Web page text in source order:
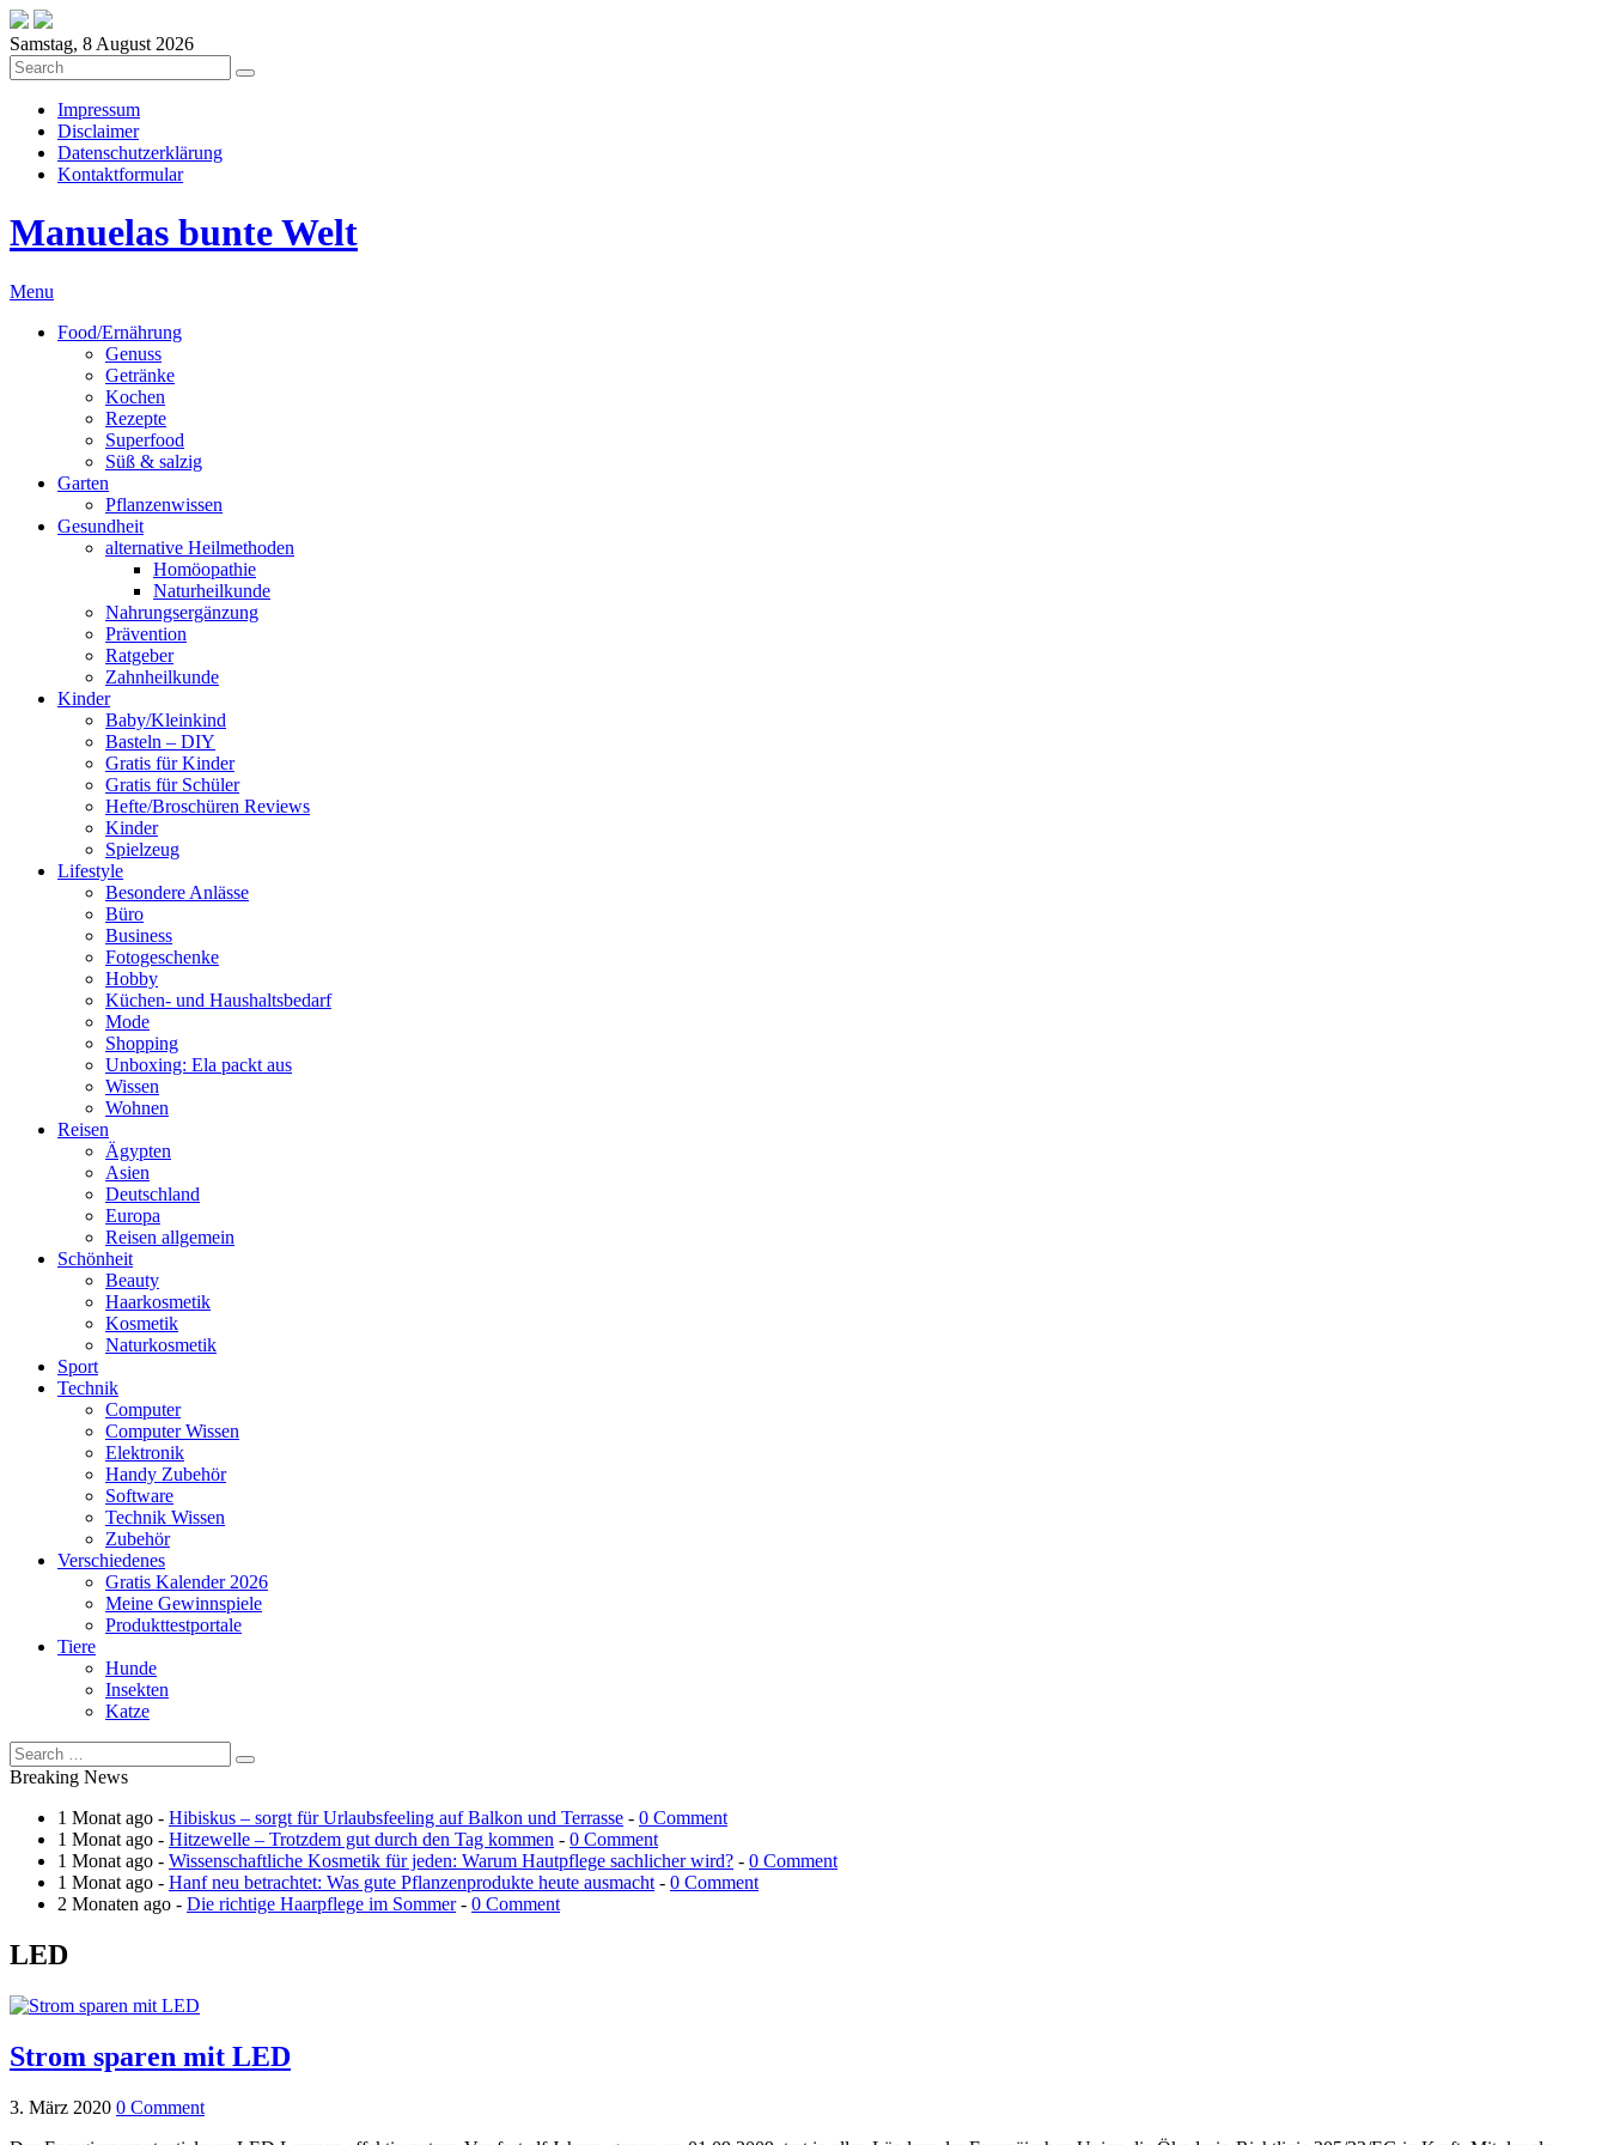
Samstag, 8 August 2026
Impressum
Disclaimer
Datenschutzerklärung
Kontaktformular
Manuelas bunte Welt
Menu
Food/Ernährung
Genuss
Getränke
Kochen
Rezepte
Superfood
Süß & salzig
Garten
Pflanzenwissen
Gesundheit
alternative Heilmethoden
Homöopathie
Naturheilkunde
Nahrungsergänzung
Prävention
Ratgeber
Zahnheilkunde
Kinder
Baby/Kleinkind
Basteln – DIY
Gratis für Kinder
Gratis für Schüler
Hefte/Broschüren Reviews
Kinder
Spielzeug
Lifestyle
Besondere Anlässe
Büro
Business
Fotogeschenke
Hobby
Küchen- und Haushaltsbedarf
Mode
Shopping
Unboxing: Ela packt aus
Wissen
Wohnen
Reisen
Ägypten
Asien
Deutschland
Europa
Reisen allgemein
Schönheit
Beauty
Haarkosmetik
Kosmetik
Naturkosmetik
Sport
Technik
Computer
Computer Wissen
Elektronik
Handy Zubehör
Software
Technik Wissen
Zubehör
Verschiedenes
Gratis Kalender 2026
Meine Gewinnspiele
Produkttestportale
Tiere
Hunde
Insekten
Katze
Breaking News
1 Monat ago - Hibiskus – sorgt für Urlaubsfeeling auf Balkon und Terrasse - 0 Comment
1 Monat ago - Hitzewelle – Trotzdem gut durch den Tag kommen - 0 Comment
1 Monat ago - Wissenschaftliche Kosmetik für jeden: Warum Hautpflege sachlicher wird? - 0 Comment
1 Monat ago - Hanf neu betrachtet: Was gute Pflanzenprodukte heute ausmacht - 0 Comment
2 Monaten ago - Die richtige Haarpflege im Sommer- 0 Comment
LED
Strom sparen mit LED
3. März 2020 0 Comment